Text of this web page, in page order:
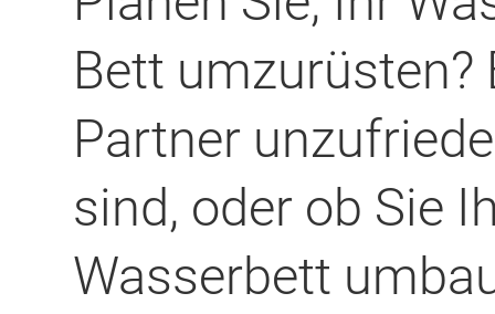
Bett umzurüsten?
Partner
sind, oder ob Sie
Wasserbett